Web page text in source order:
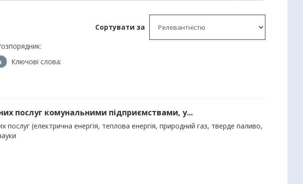
Сортувати за
Ключові слова:
послуг комунальними підприємствами, у...
(електрична енергія, теплова енергія, природний газ, тверде паливо,